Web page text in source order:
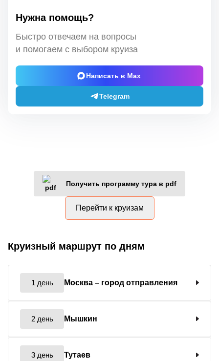
Нужна помощь?
Быстро отвечаем на вопросы
и помогаем с выбором круиза
Написать в Max
Telegram
Получить программу тура в pdf
Перейти к круизам
Круизный маршрут по дням
1 день Москва – город отправления
2 день Мышкин
3 день Тутаев